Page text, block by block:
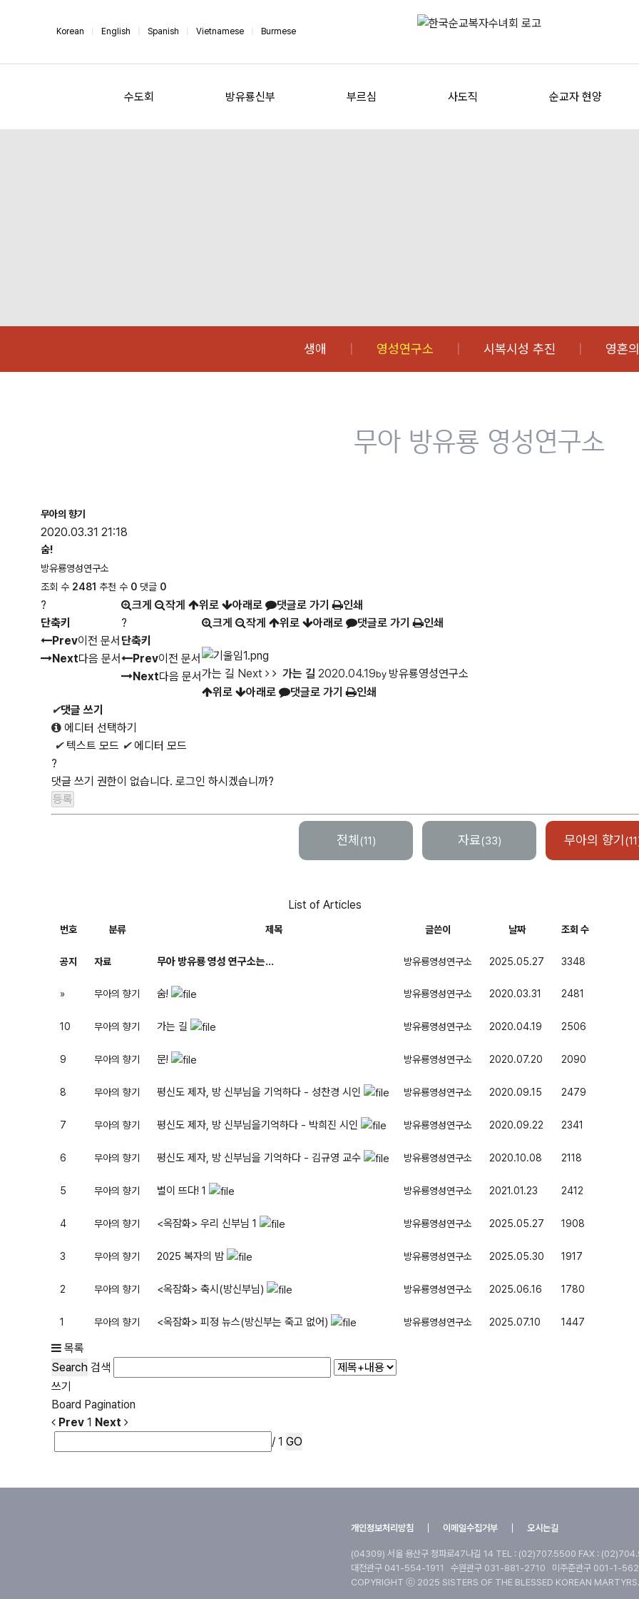
Korean English Spanish Vietnamese Burmese
수도회 방유룡신부 부르심 사도직 순교자 현양
생애 영성연구소 시복시성 추진 영혼
무아 방유룡 영성연구소
무아의 향기
2020.03.31 21:18
숨!
방유룡영성연구소
조회 수 2481 추천 수 0 댓글 0
?
단축키
Prev이전 문서
Next다음 문서
크게 작게 위로 아래로 댓글로 가기
인쇄
?
단축키
Prev이전 문서
Next다음 문서
크게 작게 위로 아래로 댓글로 가기 인쇄
가는 길 Next 가는 길 2020.04.19by 방유룡영성연구소
위로
아래로 댓글로 가기
인쇄
✔댓글 쓰기
에디터 선택하기
✔ 텍스트 모드 ✔에디터 모드
?
댓글 쓰기 권한이 없습니다. 로그인 하시겠습니까?
전체 (11) 자료(33) 무아의 향기
List of Articles
번호 분류 제목 글쓴이 날짜 조회 수
공지 자료 무아 방유룡 영성 연구소는... 방유룡영성연구소 2025.05.27 3348
» 무아의 향기 숨! 방유룡영성연구소 2020.03.31 2481
10 무아의 향기 가는 길 방유룡영성연구소 2020.04.19 2506
9 무아의 향기 문! 방유룡영성연구소 2020.07.20 2090
8 무아의 향기 평신도 제자, 방 신부님을 기억하다 - 성찬경 시인 방유룡영성연구소 2020.09.15 2479
7 무아의 향기 평신도 제자, 방 신부님을기억하다 - 박희진 시인 방유룡영성연구소 2020.09.22 2341
6 무아의 향기 평신도 제자, 방 신부님을 기억하다 - 김규영 교수 방유룡영성연구소 2020.10.08 2118
5 무아의 향기 별이 뜨다! 1 방유룡영성연구소 2021.01.23 2412
4 무아의 향기 <옥잠화> 우리 신부님 1 방유룡영성연구소 2025.05.27 1908
3 무아의 향기 2025 복자의 밤 방유룡영성연구소 2025.05.30 1917
2 무아의 향기 <옥잠화> 축시(방신부님) 방유룡영성연구소 2025.06.16 1780
1 무아의 향기 <옥잠화> 피정 뉴스(방신부는 죽고 없어) 방유룡영성연구소 2025.07.10 1447
목록
Search 검색
쓰기
Board Pagination
Prev 1 Next
/ 1 GO
개인정보처리방침 이메일수집거부 오시는길
(04309) 서울 용산구 청파로47나길 14 TEL : (02)707.5500 FAX :
대전관구 041-554-1911
수원관구 031-881-2710
미주준관구 001-1-
COPYRIGHT ⓒ 2025 SISTERS OF THE BLESSED KOREAN MARTYRS.